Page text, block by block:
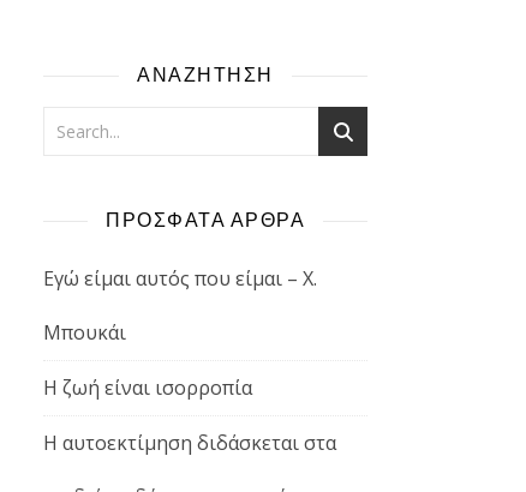
ΑΝΑΖΗΤΗΣΗ
ΠΡΟΣΦΑΤΑ ΑΡΘΡΑ
Εγώ είμαι αυτός που είμαι – Χ.
Μπουκάι
Η ζωή είναι ισορροπία
Η αυτοεκτίμηση διδάσκεται στα